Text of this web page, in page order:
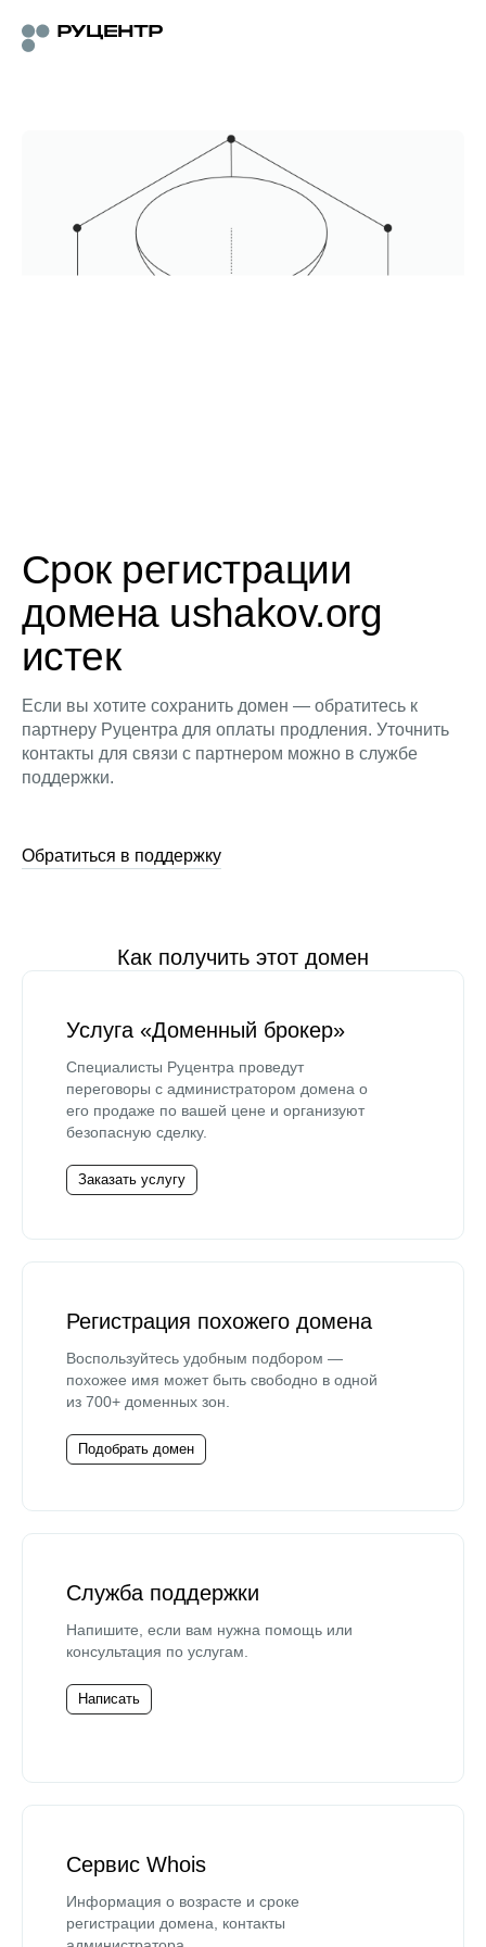
Срок регистрации
домена ushakov.org
истек
Если вы хотите сохранить домен — обратитесь к
партнеру Руцентра для оплаты продления. Уточнить
контакты для связи с партнером можно в службе
поддержки.
Обратиться в поддержку
Как получить этот домен
Услуга «Доменный брокер»
Специалисты Руцентра проведут
переговоры с администратором домена о
его продаже по вашей цене и организуют
безопасную сделку.
Заказать услугу
Регистрация похожего домена
Воспользуйтесь удобным подбором —
похожее имя может быть свободно в одной
из 700+ доменных зон.
Подобрать домен
Служба поддержки
Напишите, если вам нужна помощь или
консультация по услугам.
Написать
Сервис Whois
Информация о возрасте и сроке
регистрации домена, контакты